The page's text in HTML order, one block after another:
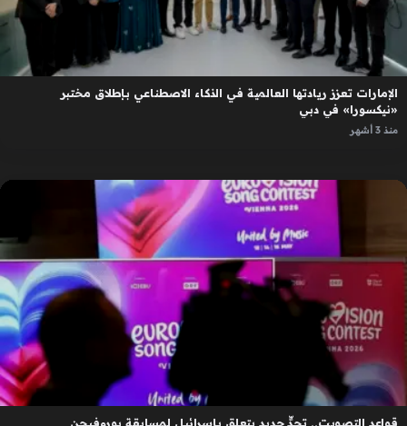
الإمارات تعزز ريادتها العالمية في الذكاء الاصطناعي بإطلاق مختبر
«نيكسورا» في دبي
منذ 3 أشهر
قواعد التصويت.. تحدٍّ جديد يتعلق بإسرائيل لمسابقة يوروفيجن